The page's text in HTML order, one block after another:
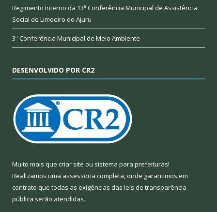
Regimento Interno da 13ª Conferência Municipal de Assistência
Social de Limoeiro do Ajuru
3ª Conferência Municipal de Meio Ambiente
DESENVOLVIDO POR CR2
Muito mais que criar site ou sistema para prefeituras!
Realizamos uma assessoria completa, onde garantimos em
contrato que todas as exigências das leis de transparência
pública serão atendidas.